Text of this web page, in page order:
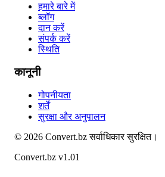
हमारे बारे में
ब्लॉग
दान करें
संपर्क करें
स्थिति
कानूनी
गोपनीयता
शर्तें
सुरक्षा और अनुपालन
© 2026 Convert.bzसर्वाधिकार सुरक्षित।
Convert.bz v1.01